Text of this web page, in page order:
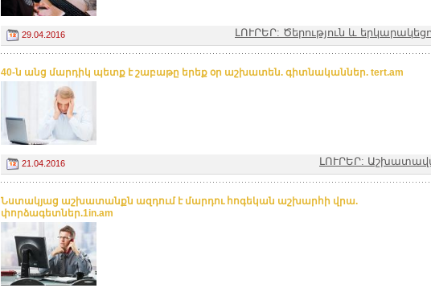
29.04.2016 ԼՈՒՐԵՐ: Ծերություն և
40-ն անց մարդիկ պետք է շաբաթը երեք օր աշխատեն. գիտնականներ. tert.am
21.04.2016 ԼՈՒՐԵՐ:
Նստակյաց աշխատանքն ազդում է մարդու հոգեկան աշխարհի վրա.
փորձագետներ.1in.am